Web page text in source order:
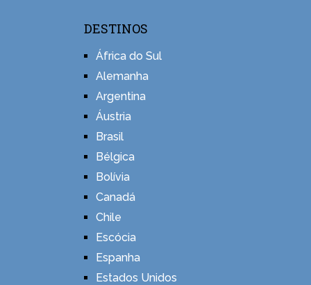
DESTINOS
África do Sul
Alemanha
Argentina
Áustria
Brasil
Bélgica
Bolívia
Canadá
Chile
Escócia
Espanha
Estados Unidos